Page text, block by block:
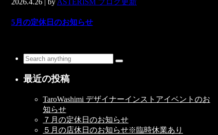
2026.4.26 | by ASTERISM ブログ更新
5月の定休日のお知らせ
最近の投稿
TaroWashimi デザイナーインストアイベントのお
知らせ
７月の定休日のお知らせ
５月の店休日のお知らせ※臨時休業あり